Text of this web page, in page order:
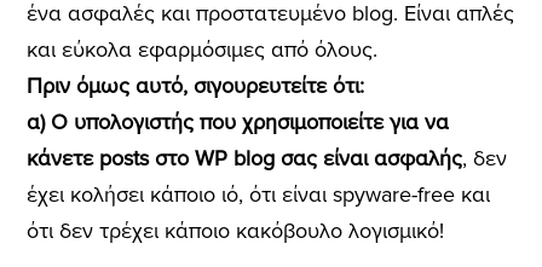
ένα ασφαλές και προστατευμένο blog. Είναι απλές
και εύκολα εφαρμόσιμες από όλους.
Πριν όμως αυτό, σιγουρευτείτε ότι:
α) Ο υπολογιστής που χρησιμοποιείτε για να
κάνετε posts στο WP blog σας είναι ασφαλής, δεν
έχει κολήσει κάποιο ιό, ότι είναι spyware-free και
ότι δεν τρέχει κάποιο κακόβουλο λογισμικό!